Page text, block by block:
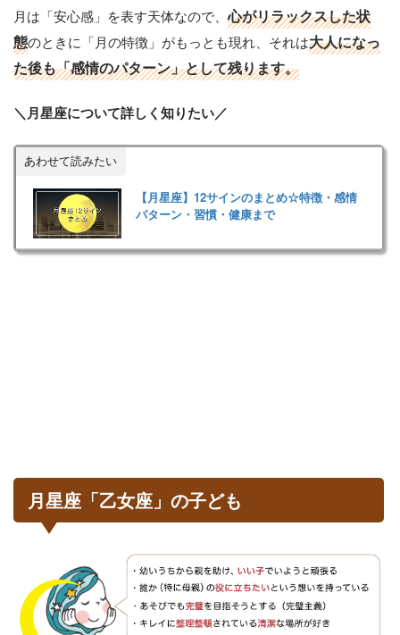
月は「安心感」を表す天体なので、心がリラックスした状
態のときに「月の特徴」がもっとも現れ、それは大人になっ
た後も「感情のパターン」として残ります。
＼月星座について詳しく知りたい／
あわせて読みたい
【月星座】12サインのまとめ☆特徴・感情
パターン・習慣・健康まで
月星座「乙女座」の子ども